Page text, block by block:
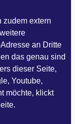
zudem extern
an Dritte
das genau sind
dieser Seite,
Youtube,
möchte, klickt